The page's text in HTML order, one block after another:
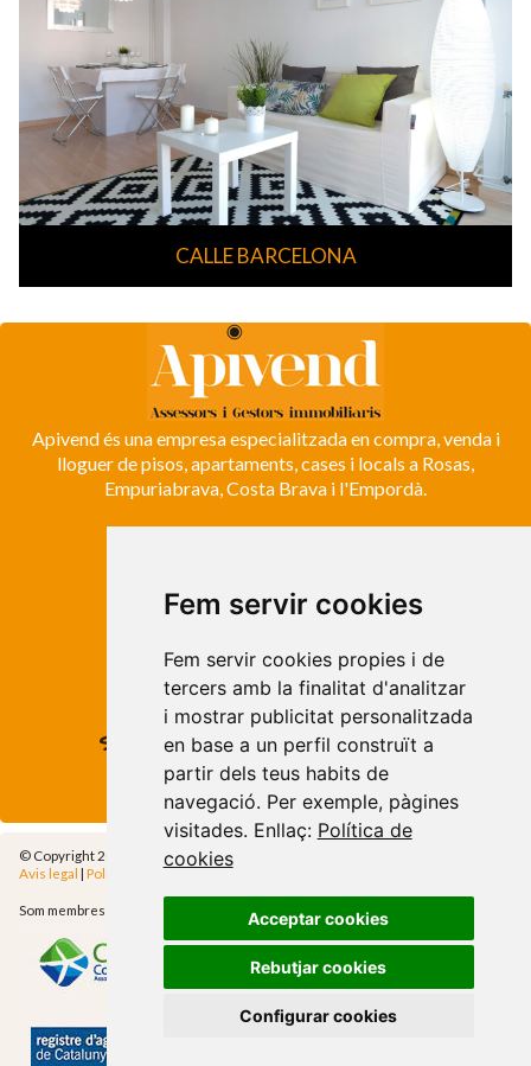
Fem servir cookies
Fem servir cookies propies i de
tercers amb la finalitat d'analitzar
i mostrar publicitat personalitzada
en base a un perfil construït a
partir dels teus habits de
navegació. Per exemple, pàgines
visitades. Enllaç: Política de
cookies
Acceptar cookies
Rebutjar cookies
Configurar cookies
CALLE BARCELONA
Apivend és una empresa especialitzada en compra, venda i
lloguer de pisos, apartaments, cases i locals a Rosas,
Empuriabrava, Costa Brava i l'Empordà.
Avda. de Rhode, 64
Roses - Girona
info@apivend.com
Segueixnos!
© Copyright 2014 - Apivend 2000 SL |
Avis legal | Política de privadesa|Política de cookies
Som membres de